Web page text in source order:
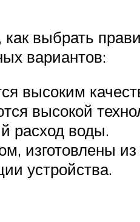
выбрать
вариантов:
высоким
высокой
расход воды.
изготовлены
устройства.